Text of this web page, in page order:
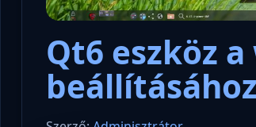
Qt6 eszköz
beállításához